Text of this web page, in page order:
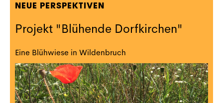
NEUE PERSPEKTIVEN
Projekt "Blühende Dorfkirchen"
Eine Blühwiese in Wildenbruch